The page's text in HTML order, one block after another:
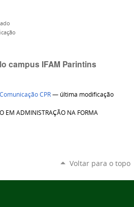
campus IFAM Parintins
Comunicação CPR— última modificação
EM ADMINISTRAÇÃO NA FORMA
Voltar para o topo